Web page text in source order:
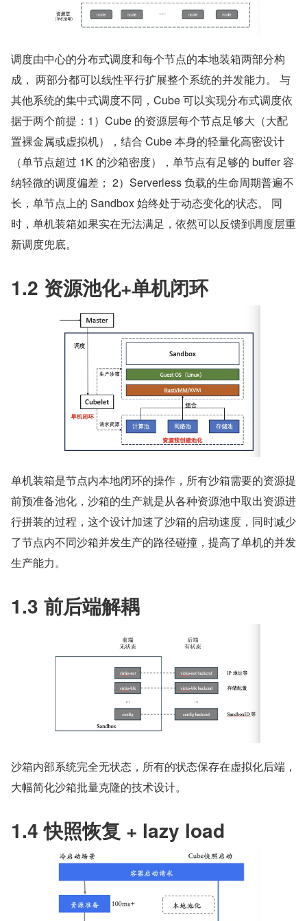
调度由中心的分布式调度和每个节点的本地装箱两部分构
成， 两部分都可以线性平行扩展整个系统的并发能力。 与
其他系统的集中式调度不同，Cube 可以实现分布式调度依
据于两个前提：1）Cube 的资源层每个节点足够大（大配
置裸金属或虚拟机），结合 Cube 本身的轻量化高密设计
（单节点超过 1K 的沙箱密度），单节点有足够的 buffer 容
纳轻微的调度偏差； 2）Serverless 负载的生命周期普遍不
长，单节点上的 Sandbox 始终处于动态变化的状态。 同
时，单机装箱如果实在无法满足，依然可以反馈到调度层重
新调度兜底。
1.2 资源池化+单机闭环
单机装箱是节点内本地闭环的操作，所有沙箱需要的资源提
前预准备池化，沙箱的生产就是从各种资源池中取出资源进
行拼装的过程，这个设计加速了沙箱的启动速度，同时减少
了节点内不同沙箱并发生产的路径碰撞，提高了单机的并发
生产能力。
1.3 前后端解耦
沙箱内部系统完全无状态，所有的状态保存在虚拟化后端，
大幅简化沙箱批量克隆的技术设计。
1.4 快照恢复 + lazy load